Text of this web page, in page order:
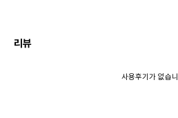
리뷰
사용후기가 없습